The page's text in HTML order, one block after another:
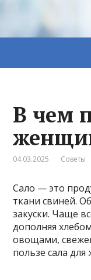
В чем
04.03.2025 Советы
Сало — это
ткани свиней.
закуски. Чаще
дополняя
овощами,
пользе сала